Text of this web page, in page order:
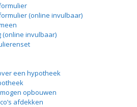
(online invulbaar)
invulbaar)
een hypotheek
opbouwen
afdekken